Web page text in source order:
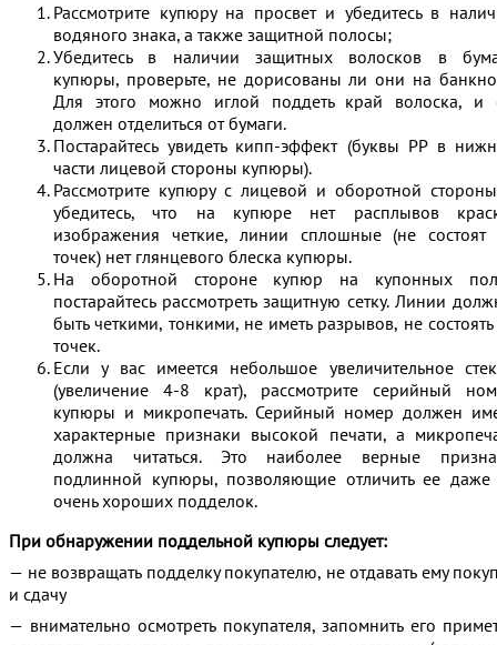
Рассмотрите купюру на просвет и убедитесь в
водяного знака, а также защитной полосы;
Убедитесь в наличии защитных волосков в
купюры, проверьте, не дорисованы ли они на
Для этого можно иглой поддеть край волоска, и
должен отделиться от бумаги.
Постарайтесь увидеть кипп-эффект (буквы РР в
части лицевой стороны купюры).
Рассмотрите купюру с лицевой и оборотной
убедитесь, что на купюре нет расплывов
изображения четкие, линии сплошные (не состоят
точек) нет глянцевого блеска купюры.
На оборотной стороне купюр на купонных
постарайтесь рассмотреть защитную сетку. Линии
быть четкими, тонкими, не иметь разрывов, не состоять
точек.
Если у вас имеется небольшое увеличительное
(увеличение 4-8 крат), рассмотрите серийный
купюры и микропечать. Серийный номер должен
характерные признаки высокой печати, а
должна читаться. Это наиболее верные
подлинной купюры, позволяющие отличить ее даже
очень хороших подделок.
При обнаружении поддельной купюры следует:
— не возвращать подделку покупателю, не отдавать ему
и сдачу
— внимательно осмотреть покупателя, запомнить его